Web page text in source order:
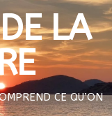
LA
CE QU’ON